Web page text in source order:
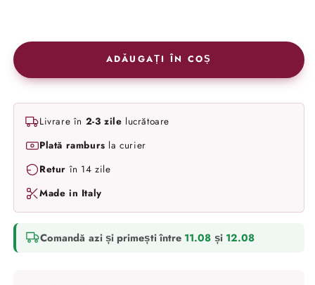
ADĂUGAȚI ÎN COȘ
Livrare în 2-3 zile lucrătoare
Plată ramburs la curier
Retur în 14 zile
Made in Italy
Comandă azi și primești între 11.08 și 12.08